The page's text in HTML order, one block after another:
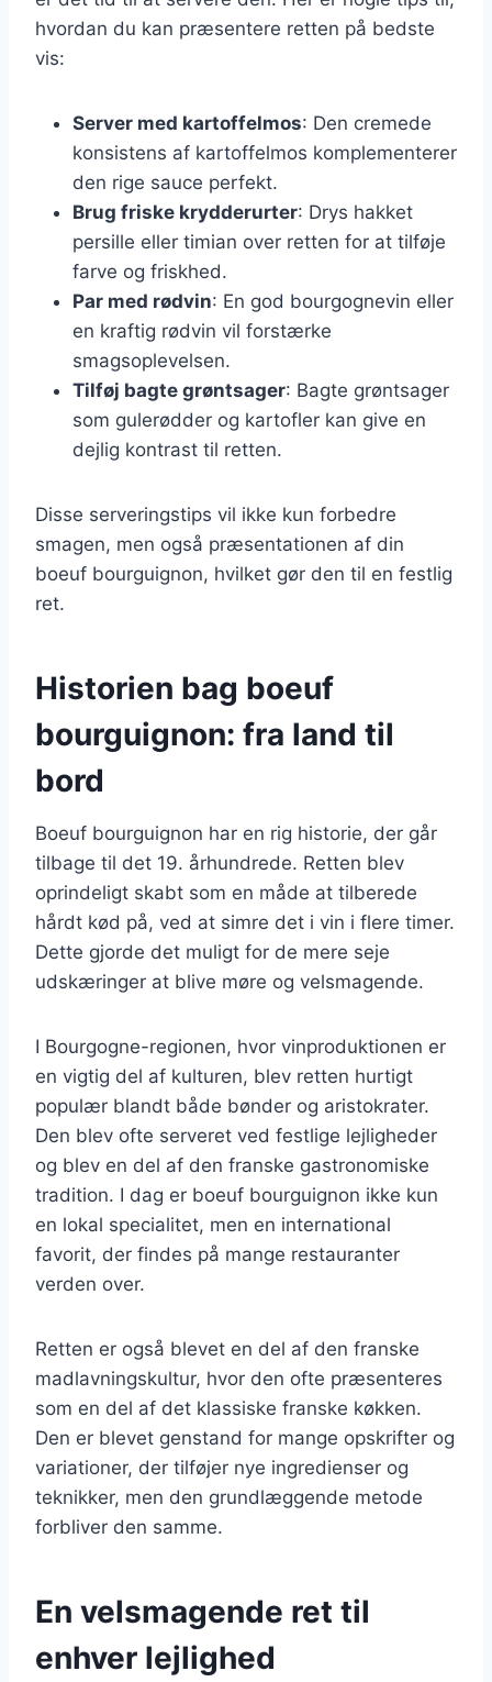
hvordan du kan præsentere retten på bedste
vis:
Server med kartoffelmos: Den cremede
konsistens af kartoffelmos komplementerer
den rige sauce perfekt.
Brug friske krydderurter: Drys hakket
persille eller timian over retten for at tilføje
farve og friskhed.
Par med rødvin: En god bourgognevin eller
en kraftig rødvin vil forstærke
smagsoplevelsen.
Tilføj bagte grøntsager: Bagte grøntsager
som gulerødder og kartofler kan give en
dejlig kontrast til retten.
Disse serveringstips vil ikke kun forbedre
smagen, men også præsentationen af din
boeuf bourguignon, hvilket gør den til en festlig
ret.
Historien bag boeuf
bourguignon: fra land til
bord
Boeuf bourguignon har en rig historie, der går
tilbage til det 19. århundrede. Retten blev
oprindeligt skabt som en måde at tilberede
hårdt kød på, ved at simre det i vin i flere timer.
Dette gjorde det muligt for de mere seje
udskæringer at blive møre og velsmagende.
I Bourgogne-regionen, hvor vinproduktionen er
en vigtig del af kulturen, blev retten hurtigt
populær blandt både bønder og aristokrater.
Den blev ofte serveret ved festlige lejligheder
og blev en del af den franske gastronomiske
tradition. I dag er boeuf bourguignon ikke kun
en lokal specialitet, men en international
favorit, der findes på mange restauranter
verden over.
Retten er også blevet en del af den franske
madlavningskultur, hvor den ofte præsenteres
som en del af det klassiske franske køkken.
Den er blevet genstand for mange opskrifter og
variationer, der tilføjer nye ingredienser og
teknikker, men den grundlæggende metode
forbliver den samme.
En velsmagende ret til
enhver lejlighed